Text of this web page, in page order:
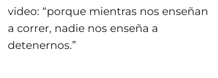
video: “porque mientras nos enseñan
a correr, nadie nos enseña a
detenernos.”